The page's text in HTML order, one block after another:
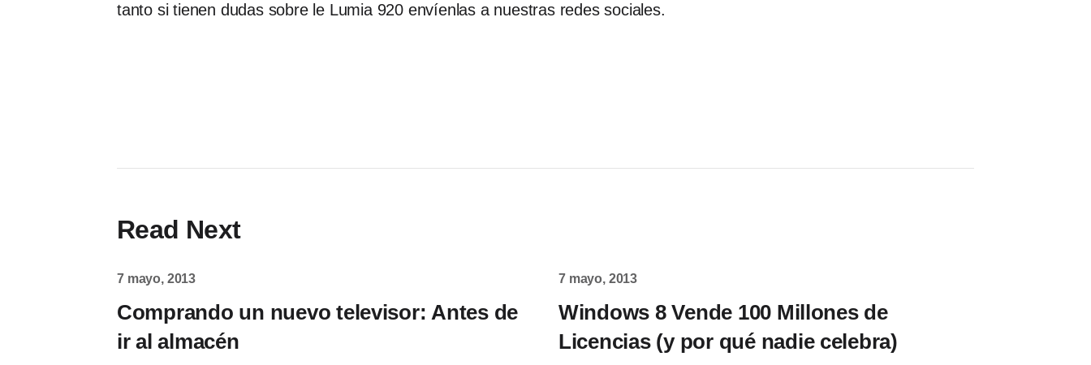
tanto si tienen dudas sobre le Lumia 920 envíenlas a nuestras redes sociales.
Read Next
7 mayo, 2013
Comprando un nuevo televisor: Antes de
ir al almacén
7 mayo, 2013
Windows 8 Vende 100 Millones de
Licencias (y por qué nadie celebra)